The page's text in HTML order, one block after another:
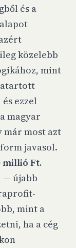
és a
közelebb
mint
ezzel
magyar
már most azt
javasol.
millió Ft.
— újabb
mint a
ha a cég